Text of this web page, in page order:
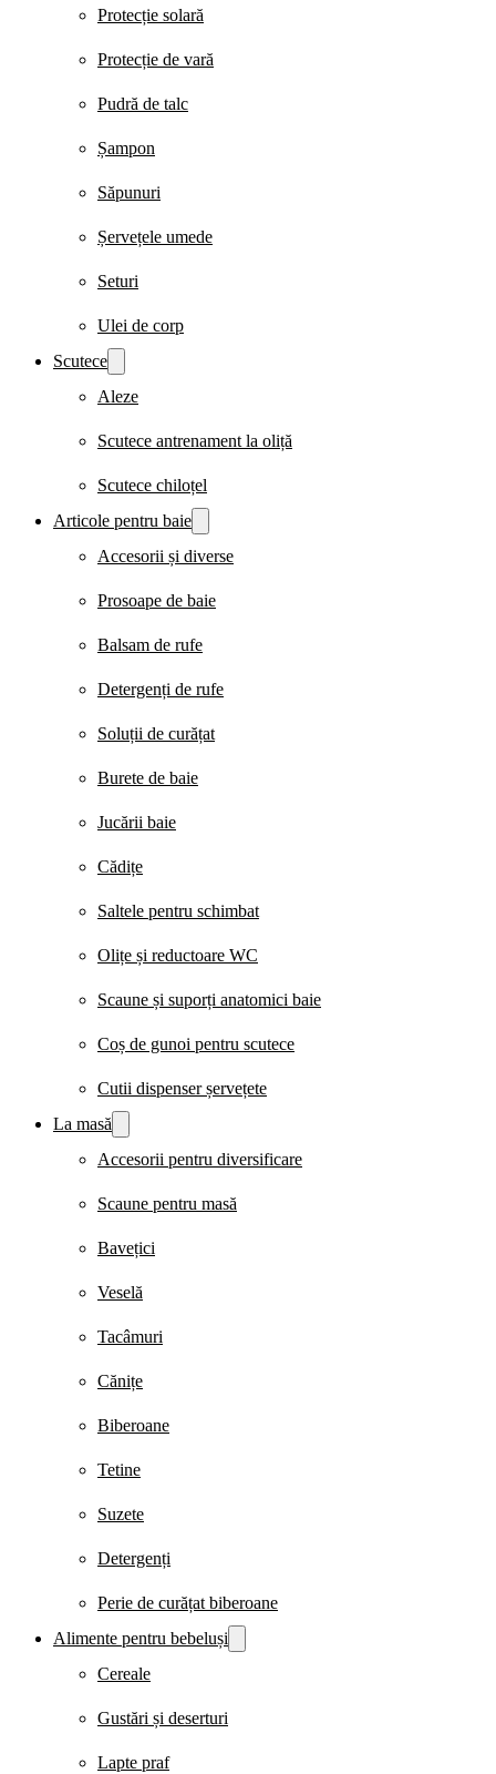
Protecție solară
Protecție de vară
Pudră de talc
Șampon
Săpunuri
Șervețele umede
Seturi
Ulei de corp
Scutece
Aleze
Scutece antrenament la oliță
Scutece chiloțel
Articole pentru baie
Accesorii și diverse
Prosoape de baie
Balsam de rufe
Detergenți de rufe
Soluții de curățat
Burete de baie
Jucării baie
Cădițe
Saltele pentru schimbat
Olițe și reductoare WC
Scaune și suporți anatomici baie
Coș de gunoi pentru scutece
Cutii dispenser șervețete
La masă
Accesorii pentru diversificare
Scaune pentru masă
Bavețici
Veselă
Tacâmuri
Cănițe
Biberoane
Tetine
Suzete
Detergenți
Perie de curățat biberoane
Alimente pentru bebeluși
Cereale
Gustări și deserturi
Lapte praf